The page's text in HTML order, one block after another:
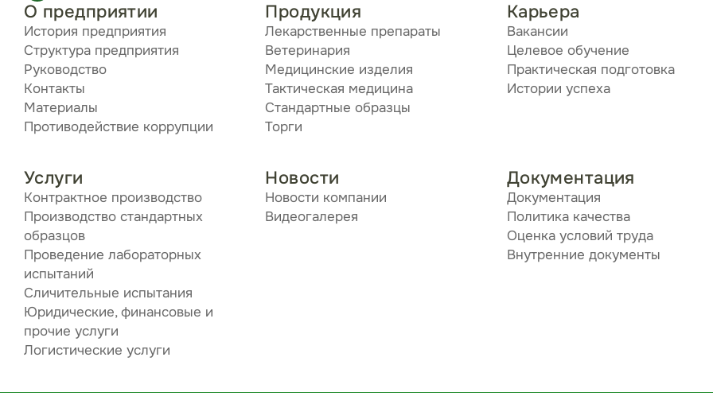
О предприятии
История предприятия
Структура предприятия
Руководство
Контакты
Материалы
Противодействие коррупции
Продукция
Лекарственные препараты
Ветеринария
Медицинские изделия
Тактическая медицина
Стандартные образцы
Торги
Карьера
Вакансии
Целевое обучение
Практическая подготовка
Истории успеха
Услуги
Контрактное производство
Производство стандартных
образцов
Проведение лабораторных
испытаний
Сличительные испытания
Юридические, финансовые и
прочие услуги
Логистические услуги
Новости
Новости компании
Видеогалерея
Документация
Документация
Политика качества
Оценка условий труда
Внутренние документы